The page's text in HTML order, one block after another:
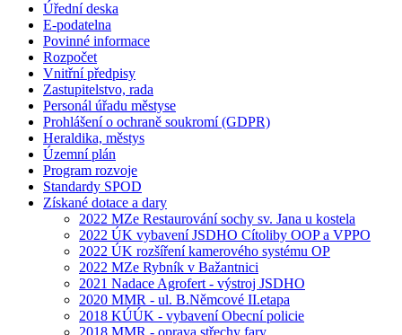
Úřední deska
E-podatelna
Povinné informace
Rozpočet
Vnitřní předpisy
Zastupitelstvo, rada
Personál úřadu městyse
Prohlášení o ochraně soukromí (GDPR)
Heraldika, městys
Územní plán
Program rozvoje
Standardy SPOD
Získané dotace a dary
2022 MZe Restaurování sochy sv. Jana u kostela
2022 ÚK vybavení JSDHO Cítoliby OOP a VPPO
2022 ÚK rozšíření kamerového systému OP
2022 MZe Rybník v Bažantnici
2021 Nadace Agrofert - výstroj JSDHO
2020 MMR - ul. B.Němcové II.etapa
2018 KÚÚK - vybavení Obecní policie